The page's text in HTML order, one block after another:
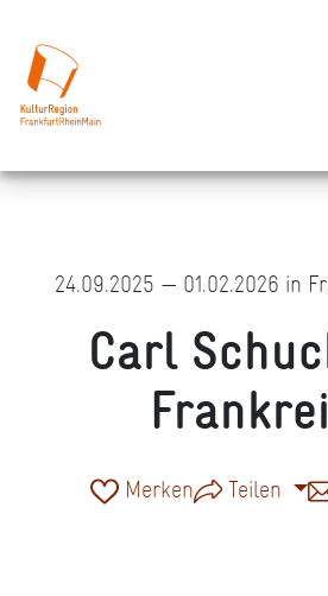
24.09.2025 — 01.02.2026 in
Carl
Merken Teilen